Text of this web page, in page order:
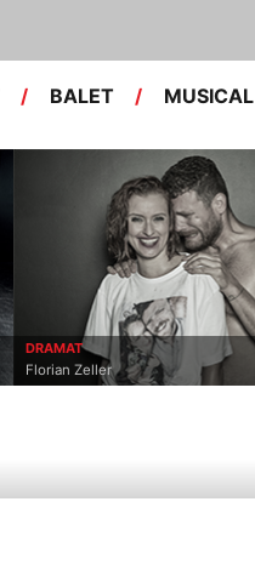
/ BALET / MUSICAL
DRAMAT
Florian Zeller